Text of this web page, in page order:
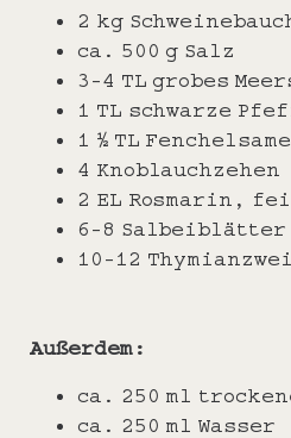
2 kg
ca. 500 g Salz
3-4 TL grobes
1 TL schwarze
1 ½ TL
4 Knoblauchzehen
2 EL Rosmarin,
6-8 Salbeiblätter
10-12
Außerdem:
ca. 250 ml
ca. 250 ml Wasser